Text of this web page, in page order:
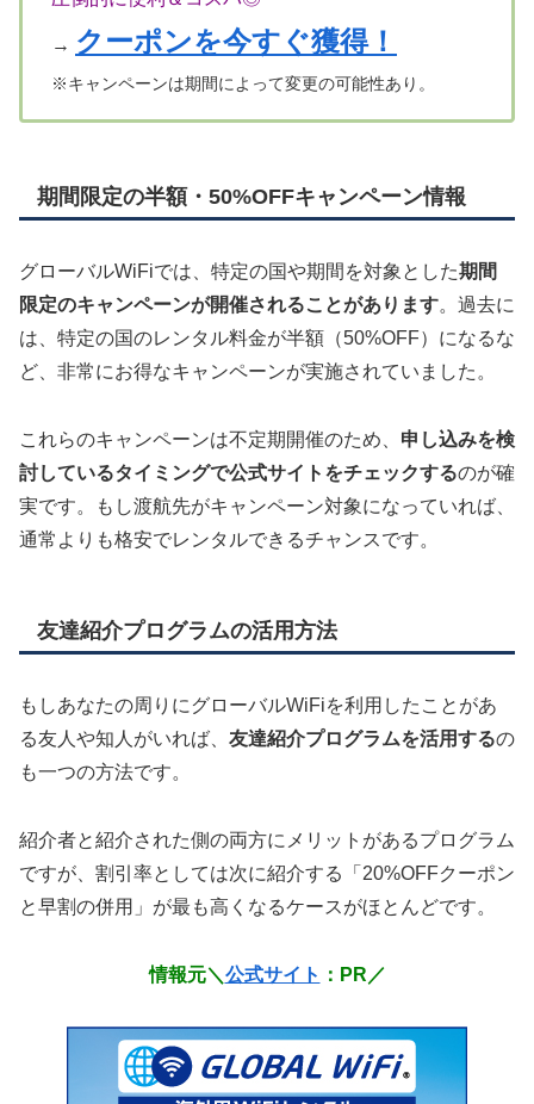
→ クーポンを今すぐ獲得！
※キャンペーンは期間によって変更の可能性あり。
期間限定の半額・50%OFFキャンペーン情報
グローバルWiFiでは、特定の国や期間を対象とした期間
限定のキャンペーンが開催されることがあります。過去に
は、特定の国のレンタル料金が半額（50%OFF）になるな
ど、非常にお得なキャンペーンが実施されていました。
これらのキャンペーンは不定期開催のため、 申し込みを検
討しているタイミングで公式サイトをチェックするのが確
実です。もし渡航先がキャンペーン対象になっていれば、
通常よりも格安でレンタルできるチャンスです。
友達紹介プログラムの活用方法
もしあなたの周りにグローバルWiFiを利用したことがあ
る友人や知人がいれば、 友達紹介プログラムを活用するの
も一つの方法です。
紹介者と紹介された側の両方にメリットがあるプログラム
ですが、割引率としては次に紹介する「20%OFFクーポン
と早割の併用」が最も高くなるケースがほとんどです。
情報元＼ 公式サイト ：PR／